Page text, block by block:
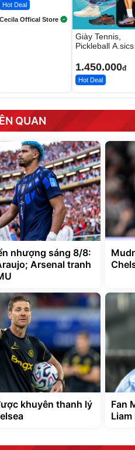
Hot Deal
Cecila Offical Store
Giày Tennis,
Pickleball A.sics
Các Phối Màu
1.450.000đ
Hot Deal
QUAN
nhượng sáng 8/8:
Arsenal tranh
khuyên thanh lý
Fan